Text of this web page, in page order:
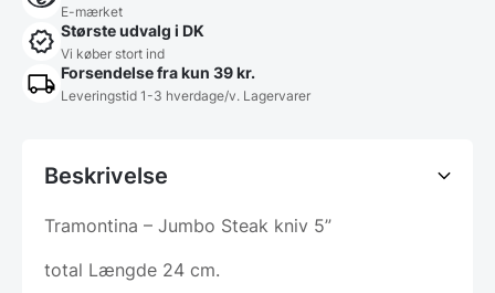
E-mærket
Største udvalg i DK
Vi køber stort ind
Forsendelse fra kun 39 kr.
Leveringstid 1-3 hverdage/v. Lagervarer
Beskrivelse
Tramontina – Jumbo Steak kniv 5”
total Længde 24 cm.